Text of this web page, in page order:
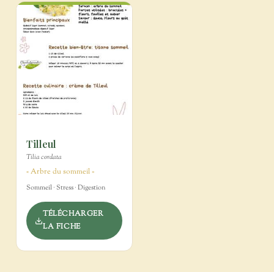
Tilleul
Tilia cordata
« Arbre du sommeil »
Sommeil · Stress · Digestion
TÉLÉCHARGER
LA FICHE